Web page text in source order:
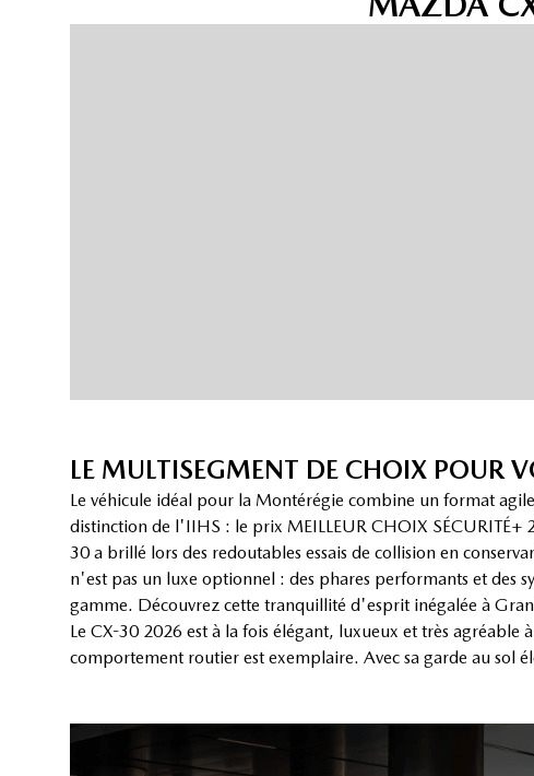
LE MULTISEGMENT DE CHOIX POUR
Le véhicule idéal pour la Montérégie combine un format
distinction de l'IIHS : le prix MEILLEUR CHOIX
30 a brillé lors des redoutables essais de collision en
n'est pas un luxe optionnel : des phares performants et des
gamme. Découvrez cette tranquillité d'esprit inégalée à
Le CX-30 2026 est à la fois élégant, luxueux et très
comportement routier est exemplaire. Avec sa garde au sol